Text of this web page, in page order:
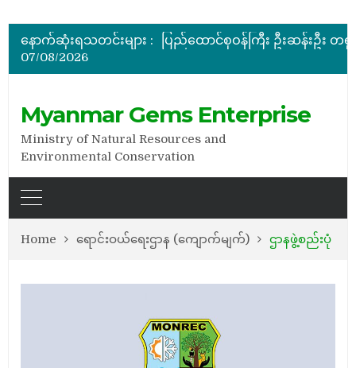
နောက်ဆုံးရသတင်းများ :
အိတ်ဖွင့်တင်ဒါခေါ်ယူခြင်း
07/08/2026
Myanmar Gems Enterprise
Ministry of Natural Resources and
Environmental Conservation
Home ရောင်းဝယ်ရေးဌာန (ကျောက်မျက်) ဌာနဖွဲ့စည်းပုံ